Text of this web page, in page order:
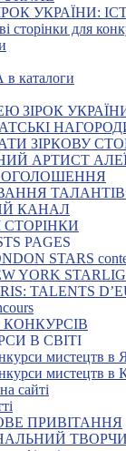
УКРАЇНИ:
сторінки для
каталоги
ЗІРОК
ЗІРКОВУ
АРТИСТ АЛЕЇ
ОГОЛОШЕННЯ
ТАЛАНТІВ:
КАНАЛ
СТОРІНКИ
PAGES
STARS
YORK
TALENTS
КОНКУРСІВ
В СВІТІ
мистецтв в
мистецтв в
сайті
ПРИВІТАННЯ